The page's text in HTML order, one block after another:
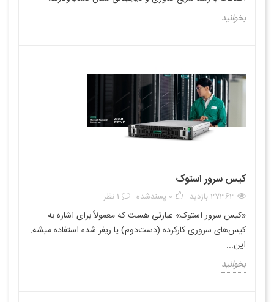
بخوانید
کیس سرور استوک
27363 بازدید 0 پسندشده 1 نظر
«کیس سرور استوک» عبارتی هست که معمولاً برای اشاره به
کیس‌های سروری کارکرده (دست‌دوم) یا ریفر شده استفاده میشه.
این...
بخوانید